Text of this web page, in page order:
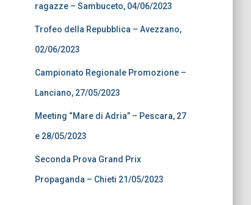
ragazze – Sambuceto, 04/06/2023
Trofeo della Repubblica – Avezzano,
02/06/2023
Campionato Regionale Promozione –
Lanciano, 27/05/2023
Meeting “Mare di Adria” – Pescara, 27
e 28/05/2023
Seconda Prova Grand Prix
Propaganda – Chieti 21/05/2023